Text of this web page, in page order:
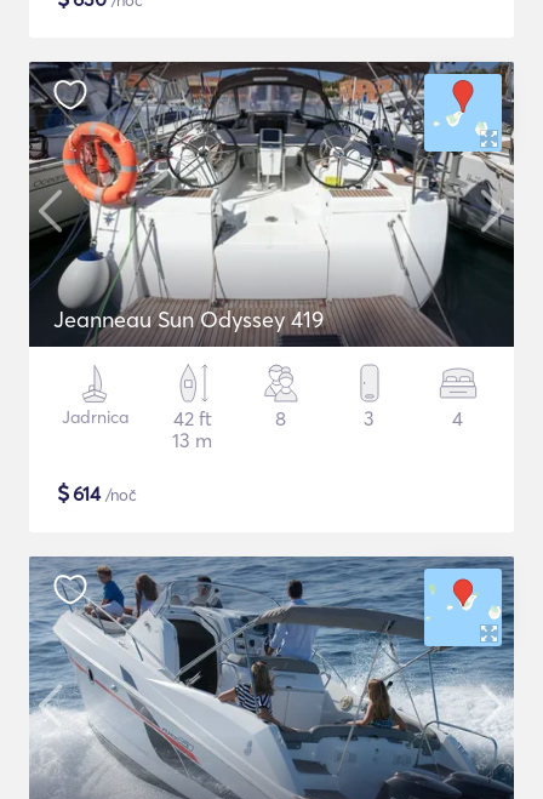
Jeanneau Sun Odyssey 419
Jadrnica
42 ft
13 m
8 3 4
$614/noč